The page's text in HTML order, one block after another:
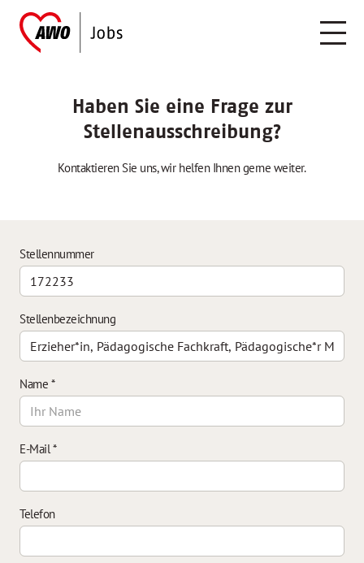
Haben Sie eine Frage zur
Stellenausschreibung?
Kontaktieren Sie uns, wir helfen Ihnen gerne weiter.
Stellennummer
Stellenbezeichnung
Name *
E-Mail*
Telefon